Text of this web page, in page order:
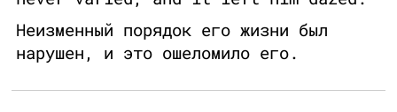
Неизменный порядок его жизни был
нарушен, и это ошеломило его.